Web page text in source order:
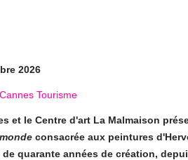
2026
Tourisme
et le Centre d'art La Malmaison
consacrée aux peintures
quarante années de création,